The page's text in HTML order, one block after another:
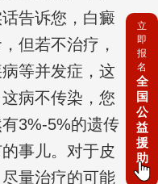
告诉您，白癜
但若不治疗，
等并发症，这
病不传染，您
3%-5%的遗传
事儿。对于皮
量治疗的可能
立
即
报
名
全
国
公
益
援
助